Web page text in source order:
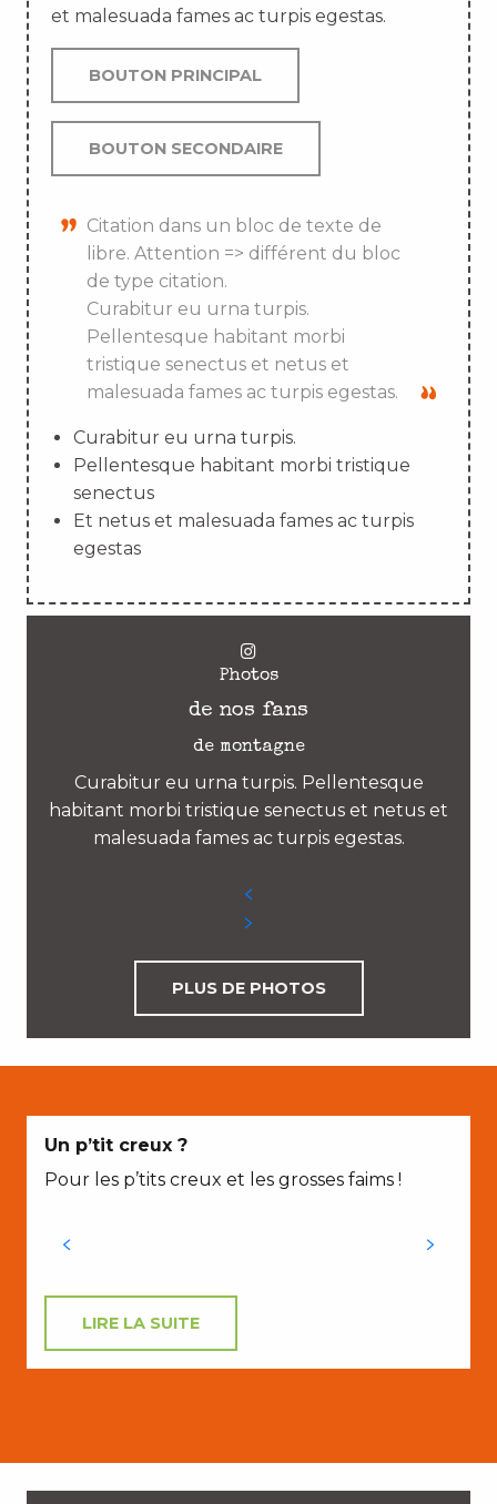
et malesuada fames ac turpis egestas.
BOUTON PRINCIPAL
BOUTON SECONDAIRE
Citation dans un bloc de texte de
libre. Attention => différent du bloc
de type citation.
Curabitur eu urna turpis.
Pellentesque habitant morbi
tristique senectus et netus et
malesuada fames ac turpis egestas.
Curabitur eu urna turpis.
Pellentesque habitant morbi tristique
senectus
Et netus et malesuada fames ac turpis
egestas
Photos
de nos fans
de montagne
Curabitur eu urna turpis. Pellentesque
habitant morbi tristique senectus et netus et
malesuada fames ac turpis egestas.
PLUS DE PHOTOS
Un p’tit creux ?
Pour les p’tits creux et les grosses faims !
LIRE LA SUITE